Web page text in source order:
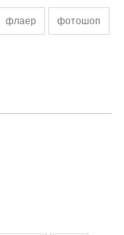
флаер фотошоп